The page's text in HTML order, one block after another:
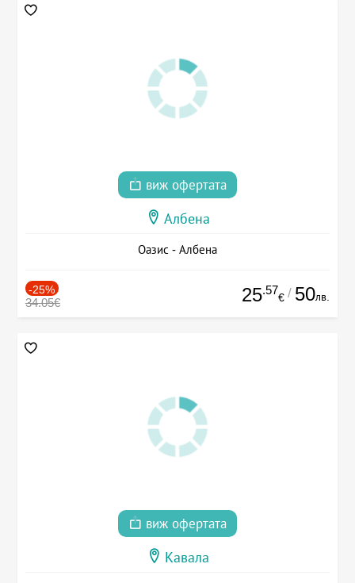
виж офертата
Албена
Оазис - Албена
-25%
34.05€ 25.57
€ / 50лв.
виж офертата
Кавала